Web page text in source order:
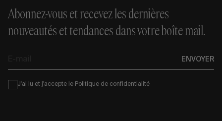
Abonnez-vous et recevez les dernières
nouveautés et tendances dans votre boîte mail.
ENVOYER
Condiciones
J'ai lu et j'accepte le Politique de confidentialité